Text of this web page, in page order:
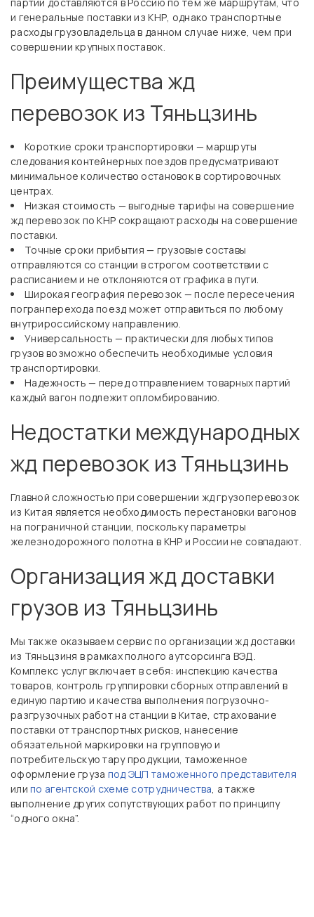
и генеральные поставки из КНР, однако транспортные
расходы грузовладельца в данном случае ниже, чем при
совершении крупных поставок.
Преимущества жд
перевозок из Тяньцзинь
Короткие сроки транспортировки — маршруты
следования контейнерных поездов предусматривают
минимальное количество остановок в сортировочных
центрах.
Низкая стоимость — выгодные тарифы на совершение
жд перевозок по КНР сокращают расходы на совершение
поставки.
Точные сроки прибытия — грузовые составы
отправляются со станции в строгом соответствии с
расписанием и не отклоняются от графика в пути.
Широкая география перевозок — после пересечения
погранперехода поезд может отправиться по любому
внутрироссийскому направлению.
Универсальность — практически для любых типов
грузов возможно обеспечить необходимые условия
транспортировки.
Надежность — перед отправлением товарных партий
каждый вагон подлежит опломбированию.
Недостатки международных
жд перевозок из Тяньцзинь
Главной сложностью при совершении жд грузоперевозок
из Китая является необходимость перестановки вагонов
на пограничной станции, поскольку параметры
железнодорожного полотна в КНР и России не совпадают.
Организация жд доставки
грузов из Тяньцзинь
Мы также оказываем сервис по организации жд доставки
из Тяньцзиня в рамках полного аутсорсинга ВЭД.
Комплекс услуг включает в себя: инспекцию качества
товаров, контроль группировки сборных отправлений в
единую партию и качества выполнения погрузочно-
разгрузочных работ на станции в Китае, страхование
поставки от транспортных рисков, нанесение
обязательной маркировки на групповую и
потребительскую тару продукции, таможенное
оформление груза под ЭЦП таможенного представителя
илипо агентской схеме сотрудничества, а также
выполнение других сопутствующих работ по принципу
“одного окна”.